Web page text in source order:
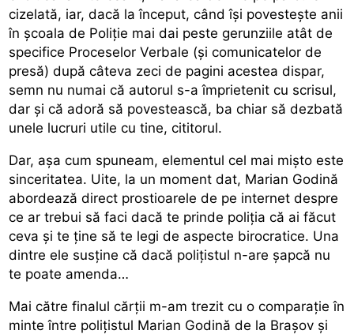
cizelată, iar, dacă la început, când își povestește anii
în școala de Poliție mai dai peste gerunziile atât de
specifice Proceselor Verbale (și comunicatelor de
presă) după câteva zeci de pagini acestea dispar,
semn nu numai că autorul s-a împrietenit cu scrisul,
dar și că adoră să povestească, ba chiar să dezbată
unele lucruri utile cu tine, cititorul.
Dar, așa cum spuneam, elementul cel mai mișto este
sinceritatea. Uite, la un moment dat, Marian Godină
abordează direct prostioarele de pe internet despre
ce ar trebui să faci dacă te prinde poliția că ai făcut
ceva și te ține să te legi de aspecte birocratice. Una
dintre ele susține că dacă polițistul n-are șapcă nu
te poate amenda…
Mai către finalul cărții m-am trezit cu o comparație în
minte între polițistul Marian Godină de la Brașov și